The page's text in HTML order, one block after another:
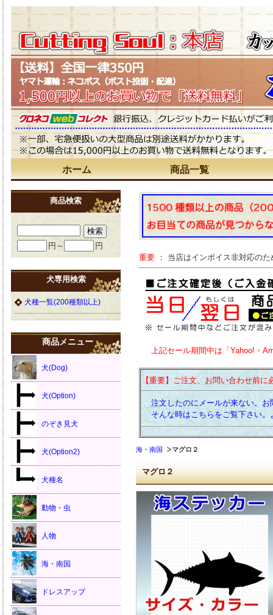
ホーム 商品一覧
重要 ： 当店はインボイス非対応の
上記セール期間中は「Yahoo!・
【重要】ご注文、お問い合わせ前に
注文したのにメールが来ない。お
そんな時はこちらをご覧下さい。
海・南国 マグロ２
マグロ２
商品検索
円～ 円
犬専用検索
犬種一覧(200種類以上)
商品メニュー
犬(Dog)
犬(Option)
のぞき見犬
犬(Option2)
犬種名
動物・虫
人物
海・南国
ドレスアップ